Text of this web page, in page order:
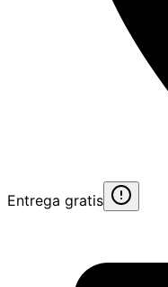
Entrega gratis